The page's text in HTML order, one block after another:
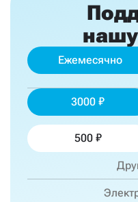
Ежемесячно
3000
500